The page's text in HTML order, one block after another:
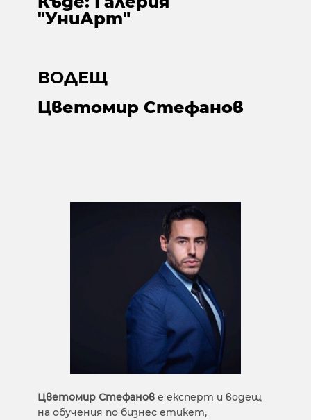
"УниАрт"
ВОДЕЩ
Цветомир Стефанов
Цветомир Стефанов е експерт и водещ
на обучения по бизнес етикет,